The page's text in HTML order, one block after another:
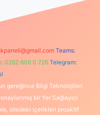
Teams:
0262 606 0 726 Telegram:
gereğince Bilgi Teknolojileri
bir Yer Sağlayıcı
sitedeki içerikleri proaktif